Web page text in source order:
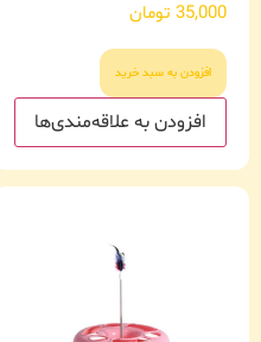
35,000 تومان
افزودن به سبد خرید
افزودن به علاقه‌مندی‌ها